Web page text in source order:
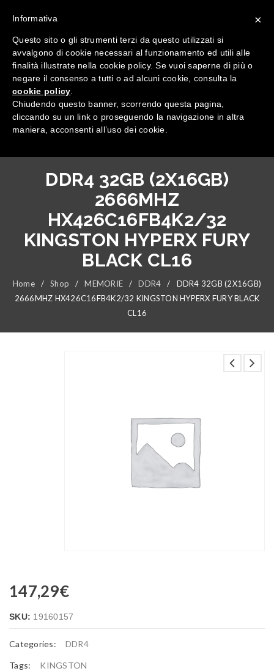
Tutte le categorie
DDR4 32GB (2X16GB)
2666MHZ
HX426C16FB4K2/32
KINGSTON HYPERX FURY
BLACK CL16
Home / Shop / MEMORIE / DDR4 /
DDR4 32GB (2X16GB)
2666MHZ HX426C16FB4K2/32 KINGSTON HYPERX FURY BLACK
CL16
147,29€
SKU: 19160157
Categories: DDR4
Tags: KINGSTON
×
Informativa
Questo sito o gli strumenti terzi da questo utilizzati si
avvalgono di cookie necessari al funzionamento ed utili alle
finalità illustrate nella cookie policy. Se vuoi saperne di più o
negare il consenso a tutti o ad alcuni cookie, consulta la
cookie policy
Chiudendo questo banner, scorrendo questa pagina,
cliccando su un link o proseguendo la navigazione in altra
maniera, acconsenti all’uso dei cookie.